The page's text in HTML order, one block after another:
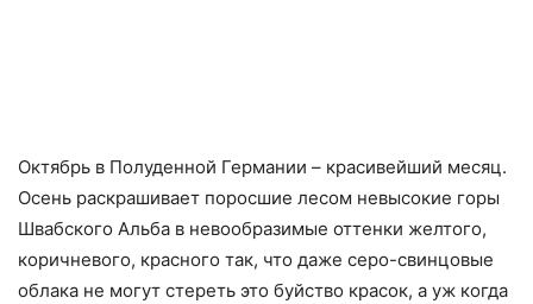
Октябрь в Полуденной Германии – красивейший месяц.
Осень раскрашивает поросшие лесом невысокие горы
Швабского Альба в невообразимые оттенки желтого,
коричневого, красного так, что даже серо-свинцовые
облака не могут стереть это буйство красок, а уж когда